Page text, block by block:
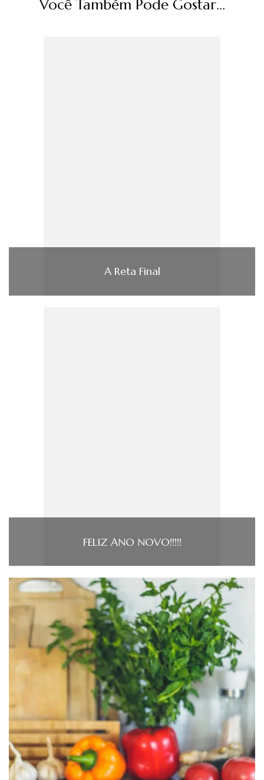
Você Também Pode Gostar...
A Reta Final
FELIZ ANO NOVO!!!!!